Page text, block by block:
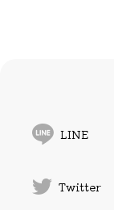
LINE
Twitter